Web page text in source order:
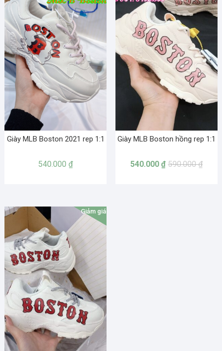
Giày MLB Boston 2021 rep 1:1
540.000₫
Giày MLB Boston hồng rep 1:1
590.000₫
540.000 ₫
Giảm giá!